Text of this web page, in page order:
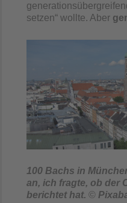
setzen“ wollte. Aber
100 Bachs in
an, ich fragte, ob der
berichtet hat. ©